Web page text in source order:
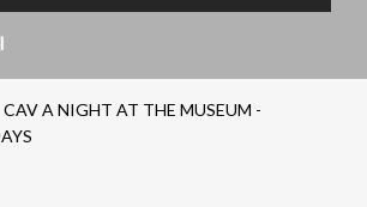
CAV A NIGHT AT THE MUSEUM -